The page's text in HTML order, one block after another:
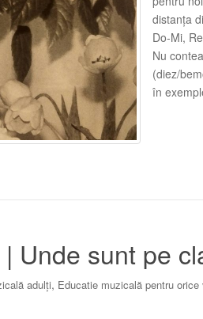
distanța
Do-Mi,
Nu
(diez/
în
Unde sunt pe
adulți, Educatie muzicală pentru orice